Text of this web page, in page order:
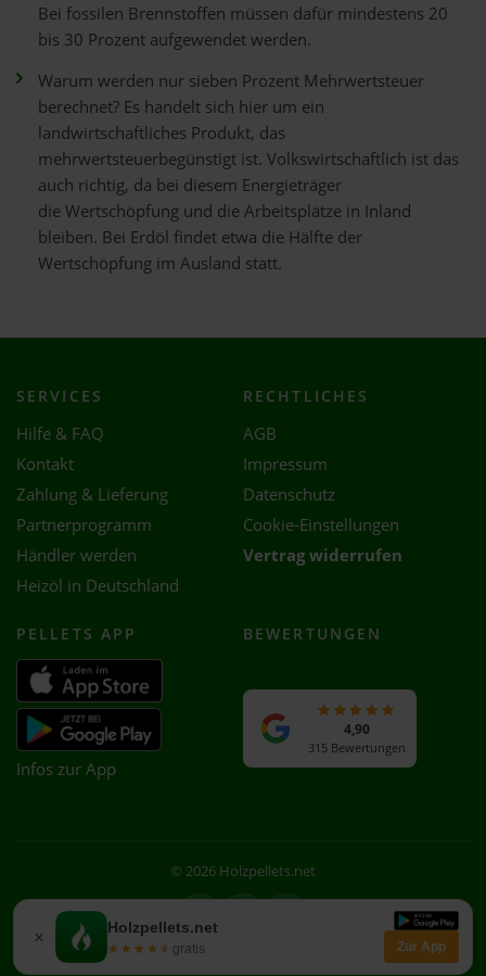
Bei fossilen Brennstoffen müssen dafür mindestens 20
bis 30 Prozent aufgewendet werden.
Warum werden nur sieben Prozent Mehrwertsteuer
berechnet? Es handelt sich hier um ein
landwirtschaftliches Produkt, das
mehrwertsteuerbegünstigt ist. Volkswirtschaftlich ist das
auch richtig, da bei diesem Energieträger
die Wertschöpfung und die Arbeitsplätze in Inland
bleiben. Bei Erdöl findet etwa die Hälfte der
Wertschöpfung im Ausland statt.
× Holzpellets.net
★★★★★
★★★★★ gratis Zur App
SERVICES
Hilfe & FAQ
Kontakt
Zahlung & Lieferung
Partnerprogramm
Händler werden
Heizöl in Deutschland
RECHTLICHES
AGB
Impressum
Datenschutz
Cookie-Einstellungen
Vertrag widerrufen
PELLETS APP
Infos zur App
BEWERTUNGEN
4,90
315 Bewertungen
© 2026 Holzpellets.net
Facebook